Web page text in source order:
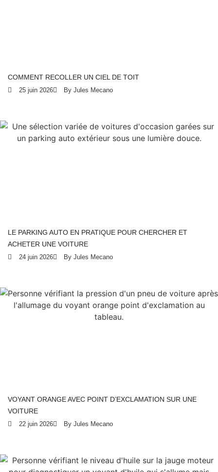
COMMENT RECOLLER UN CIEL DE TOIT
25 juin 2026 By Jules Mecano
LE PARKING AUTO EN PRATIQUE POUR CHERCHER ET
ACHETER UNE VOITURE
24 juin 2026 By Jules Mecano
VOYANT ORANGE AVEC POINT D’EXCLAMATION SUR UNE
VOITURE
22 juin 2026 By Jules Mecano